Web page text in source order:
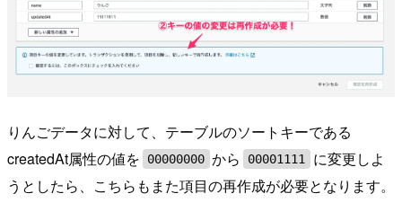
りんごデータに対して、テーブルのソートキーである
createdAt属性の値を
00000000 から 00001111
に変更しよ
うとしたら、こちらもまた項目の再作成が必要となります。